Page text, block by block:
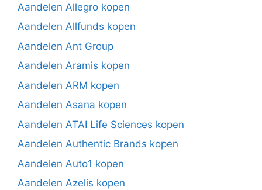
Aandelen Allegro kopen
Aandelen Allfunds kopen
Aandelen Ant Group
Aandelen Aramis kopen
Aandelen ARM kopen
Aandelen Asana kopen
Aandelen ATAI Life Sciences kopen
Aandelen Authentic Brands kopen
Aandelen Auto1 kopen
Aandelen Azelis kopen